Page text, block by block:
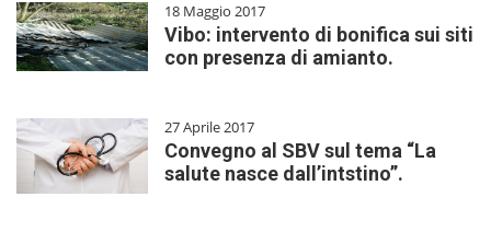
18 Maggio 2017
Vibo: intervento di bonifica sui siti
con presenza di amianto.
27 Aprile 2017
Convegno al SBV sul tema “La
salute nasce dall’intstino”.